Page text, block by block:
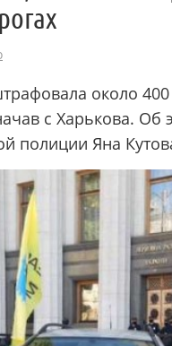
около
с Харькова. Об
полиции Яна